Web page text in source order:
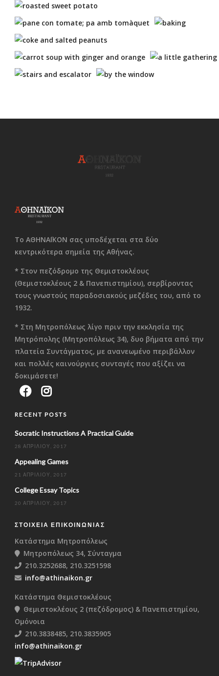
Το ΑΘΗΝΑΪΚΟΝ σας υποδέχεται στα δύο
κεντρικότερα σημεία της Αθήνας.
* Στον πεζόδρομο της Θεμιστοκλέους
(Θεμιστοκλέους 2 & Πανεπιστημίου), σερβίροντας
τους γνωστούς παραδοσιακούς μεζέδες του, από το
1932.
* Στη Μητροπόλεως λίγο πριν την εκκλησία της
Μητρόπολης (Μητροπόλεως 34), δυο βήματα από την
πλατεία Συντάγματος, με ανανεωμένο περιβάλλον
και πολλές καινούργιες συνταγές που αξίζει να
δοκιμάσετε!
RECENT POSTS
Socratic Instructions A Practical Guide
28 ΑΠΡΙΛΊΟΥ, 2017
Appealing Games
21 ΑΠΡΙΛΊΟΥ, 2017
College Essay Topics
20 ΑΠΡΙΛΊΟΥ, 2017
ΣΤΟΙΧΕΊΑ ΕΠΙΚΟΙΝΩΝΊΑΣ
Κατάστημα Μητροπόλεως
Μητροπόλεως 34, Σύνταγμα
210.3252688, 210.3251598
info@athinaikon.gr
Κατάστημα Θεμιστοκλέους
Θεμιστοκλέους 2 (πεζόδρομος) & Πανεπιστημίου,
Ομόνοια
210.3838485, 210.3835905
info@athinaikon.gr